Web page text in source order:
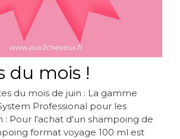
du mois !
du mois de juin : La gamme
Professional pour les
: Pour l'achat d'un shampoing de
format voyage 100 ml est